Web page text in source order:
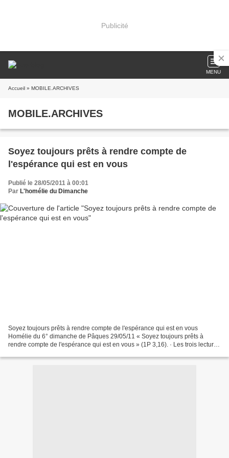
Publicité
MENU
Accueil » MOBILE.ARCHIVES
MOBILE.ARCHIVES
Soyez toujours prêts à rendre compte de
l'espérance qui est en vous
Publié le 28/05/2011 à 00:01
Par L'homélie du Dimanche
Soyez toujours prêts à rendre compte de l'espérance qui est en vous
Homélie du 6° dimanche de Pâques 29/05/11 « Soyez toujours prêts à
rendre compte de l'espérance qui est en vous » (1P 3,16). · Les trois lectures